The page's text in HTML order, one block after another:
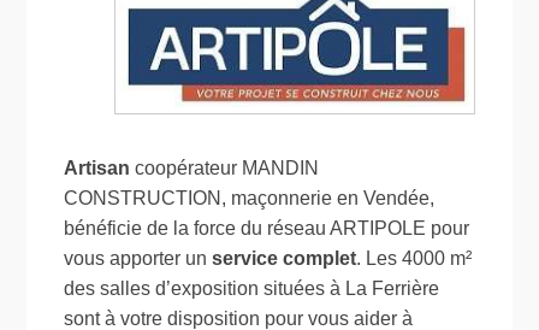
Artisan coopérateur MANDIN
CONSTRUCTION, maçonnerie en Vendée,
bénéficie de la force du réseau ARTIPOLE pour
vous apporter unservice complet. Les 4000 m²
des salles d’exposition situées à La Ferrière
sont à votre disposition pour vous aider à